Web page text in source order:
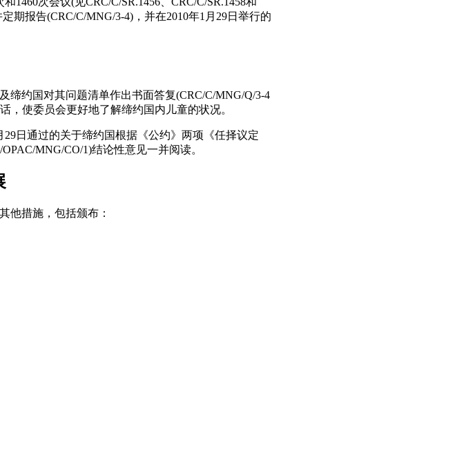
期报告(CRC/C/MNG/3-4)，并在2010年1月29日举行的
缔约国对其问题清单作出书面答复(CRC/C/MNG/Q/3-4
，使委员会更好地了解缔约国内儿童的状况。
日通过的关于缔约国根据《公约》两项《任择议定
MNG/CO/1)结论性意见一并阅读。
他措施，包括颁布：